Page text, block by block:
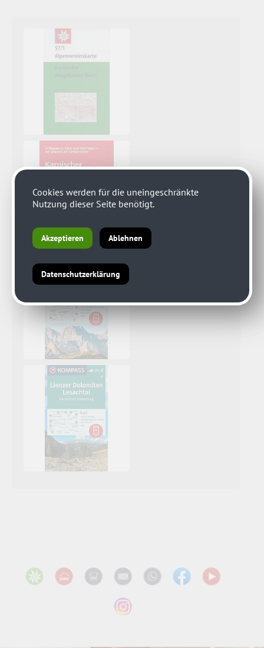
Cookies werden für die uneingeschränkte
Nutzung dieser Seite benötigt.
Akzeptieren Ablehnen
Datenschutzerklärung